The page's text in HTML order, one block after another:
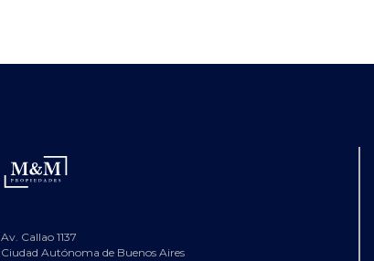
Av. Callao 1137
Ciudad Autónoma de Buenos Aires